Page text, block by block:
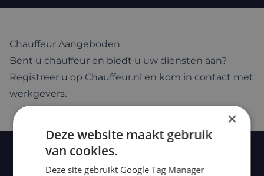
Chauffeur Aangeboden
Bent u chauffeur en biedt u uw diensten aan?
Registreer u op Chauffeur.nl en kom in contact met
werkgevers.
×
Deze website maakt gebruik
van cookies.
Deze site gebruikt Google Tag Manager